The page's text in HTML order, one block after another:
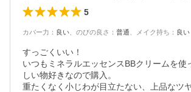
5
カバー力 ： 良い のびの良さ ： 普通 メイク持ち ： 良い
すっごくいい！
いつもミネラルエッセンスBBクリームを使
しい物好きなので購入。
重たくなく小じわが目立たない、上品なツ